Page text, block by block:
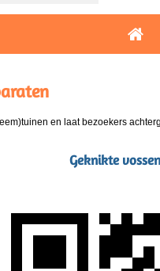
en laat bezoekers
Geknikte